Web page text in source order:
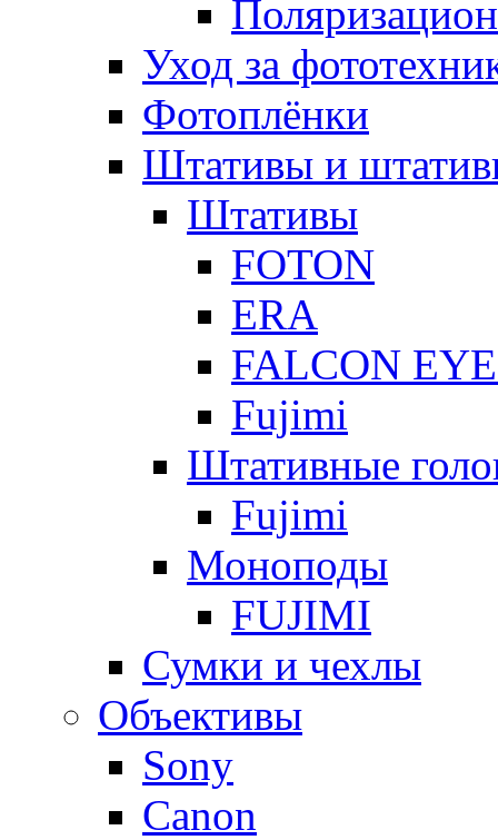
Уход за
Фотоплёнки
Штативы и
Штативы
FOTON
ERA
FALCON
Fujimi
Штативные
Fujimi
Моноподы
FUJIMI
Сумки и чехлы
Объективы
Sony
Canon